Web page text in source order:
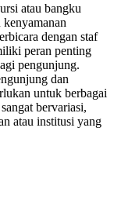
atau bangku
dengan staf
peran penting
pengunjung.
dan
untuk berbagai
bervariasi,
atau institusi yang